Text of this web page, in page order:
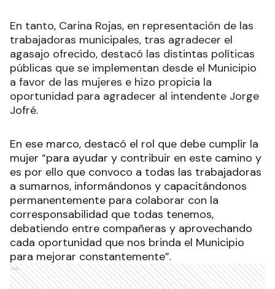
En tanto, Carina Rojas, en representación de las
trabajadoras municipales, tras agradecer el
agasajo ofrecido, destacó las distintas políticas
públicas que se implementan desde el Municipio
a favor de las mujeres e hizo propicia la
oportunidad para agradecer al intendente Jorge
Jofré.
En ese marco, destacó el rol que debe cumplir la
mujer “para ayudar y contribuir en este camino y
es por ello que convoco a todas las trabajadoras
a sumarnos, informándonos y capacitándonos
permanentemente para colaborar con la
corresponsabilidad que todas tenemos,
debatiendo entre compañeras y aprovechando
cada oportunidad que nos brinda el Municipio
para mejorar constantemente”.
Ads